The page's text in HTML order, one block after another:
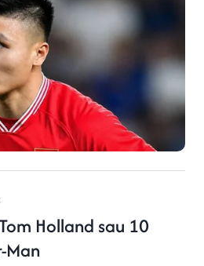
Holland sau 10
Man